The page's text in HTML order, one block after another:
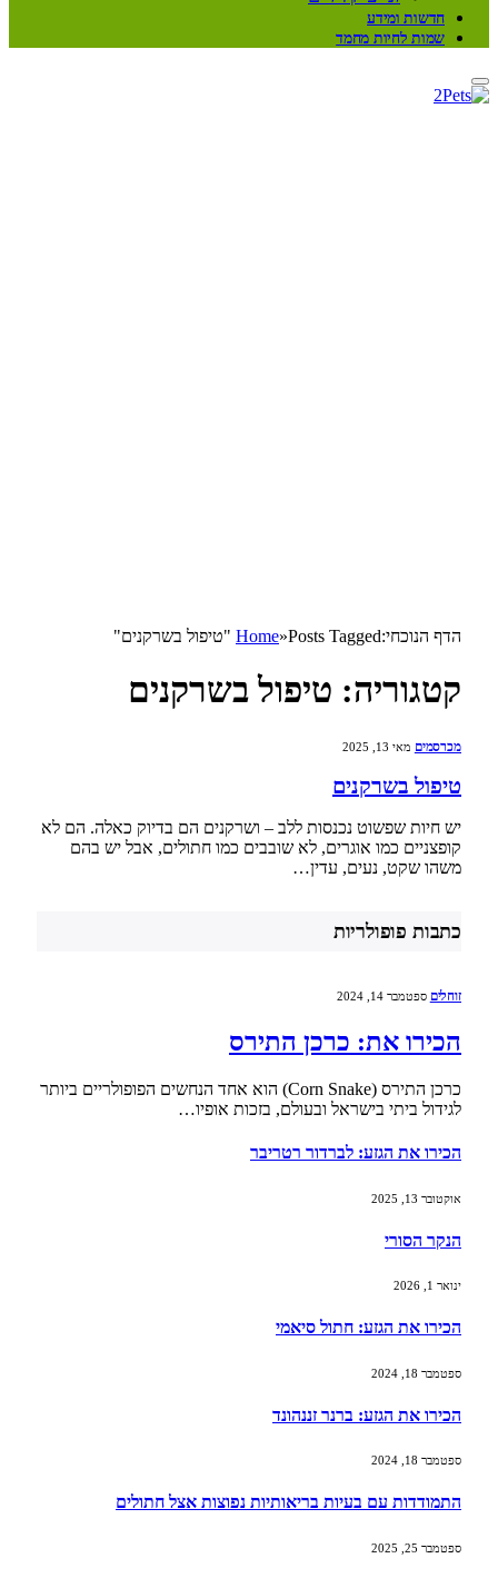
חדשות ומידע
שמות לחיות מחמד
הדף הנוכחי: Home»Posts Tagged "טיפול בשרקנים"
קטגוריה: טיפול בשרקנים
מכרסמים מאי 13, 2025
טיפול בשרקנים
יש חיות שפשוט נכנסות ללב – ושרקנים הם בדיוק כאלה. הם לא
קופצניים כמו אוגרים, לא שובבים כמו חתולים, אבל יש בהם
משהו שקט, נעים, עדין…
כתבות פופולריות
זוחלים ספטמבר 14, 2024
הכירו את: כרכן התירס
כרכן התירס (Corn Snake) הוא אחד הנחשים הפופולריים ביותר
לגידול ביתי בישראל ובעולם, בזכות אופיו…
הכירו את הגזע: לברדור רטריבר
אוקטובר 13, 2025
הנקר הסורי
ינואר 1, 2026
הכירו את הגזע: חתול סיאמי
ספטמבר 18, 2024
הכירו את הגזע: ברנר זננהונד
ספטמבר 18, 2024
התמודדות עם בעיות בריאותיות נפוצות אצל חתולים
ספטמבר 25, 2025